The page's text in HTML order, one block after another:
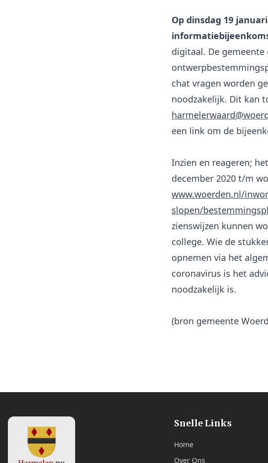
Op dinsdag 19
digitaal. De
chat vragen worden
noodzakelijk. Dit kan
een link om de
Inzien en reageren;
december 2020 t/m
www.woerden.nl/
slopen/
zienswijzen kunnen
college. Wie de
opnemen via het
coronavirus is het
noodzakelijk is.
(bron gemeente
Snelle Links
Home
Over Ons